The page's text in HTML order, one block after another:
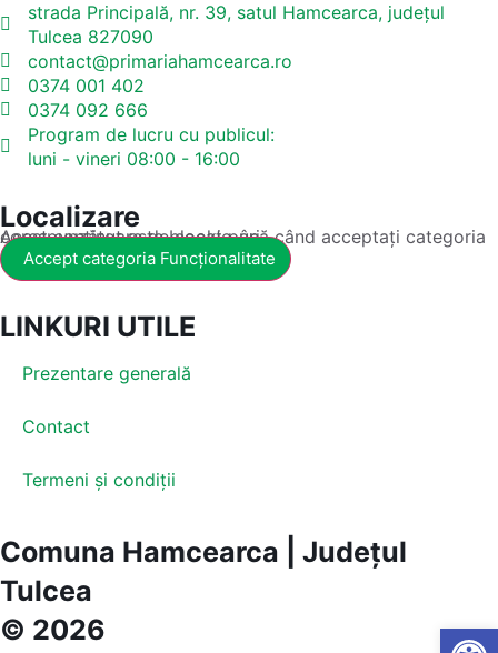
strada Principală, nr. 39, satul Hamcearca, județul
Tulcea 827090
contact@primariahamcearca.ro
0374 001 402
0374 092 666
Program de lucru cu publicul:
luni - vineri 08:00 - 16:00
Localizare
Acest conținut este blocat până când acceptați categoria corespunzătoare de cookie-uri.
Accept categoria Funcționalitate
LINKURI UTILE
Prezentare generală
Contact
Termeni și condiții
Comuna Hamcearca | Județul
Tulcea
© 2026